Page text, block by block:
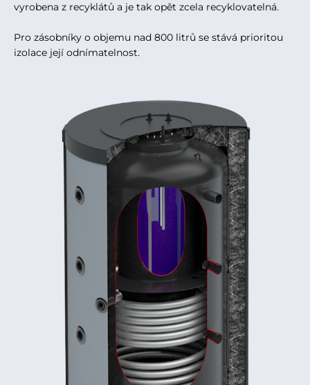
vyrobena z recyklátů a je tak opět zcela recyklovatelná.
Pro zásobníky o objemu nad 800 litrů se stává prioritou
izolace její odnímatelnost.